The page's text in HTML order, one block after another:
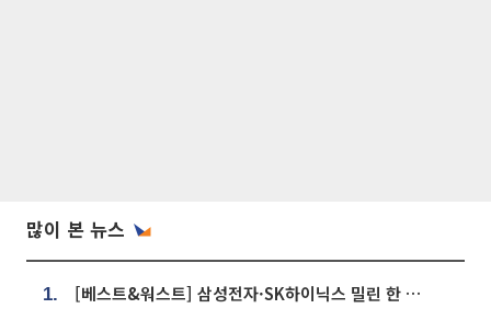
많이 본 뉴스
1. [베스트&워스트] 삼성전자·SK하이닉스 밀린 한 주…상상인증권은 85% 급등